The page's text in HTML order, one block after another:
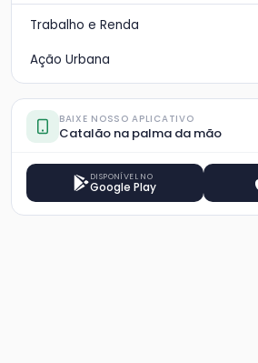
Trabalho e Renda
Ação Urbana
BAIXE NOSSO APLICATIVO
Catalão na palma da mão
DISPONÍVEL NO
Google Play